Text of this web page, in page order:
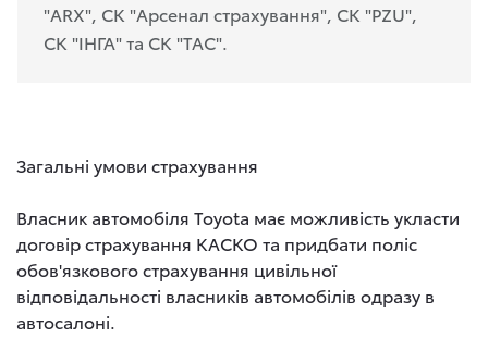
"ARX", СК "Арсенал страхування", СК "PZU",
СК "IHГА" та СК "ТАС".
Загальні умови страхування
Власник автомобіля Toyota має можливість укласти
договір страхування КАСКО та придбати поліс
обов'язкового страхування цивільної
відповідальності власників автомобілів одразу в
автосалоні.